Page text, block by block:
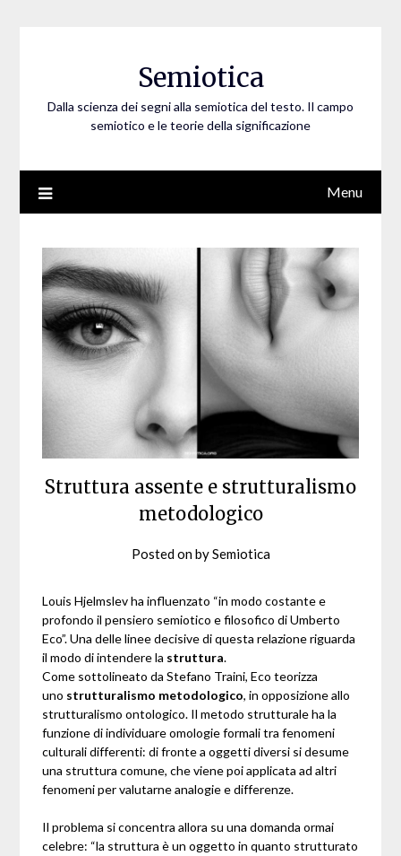
Semiotica
Dalla scienza dei segni alla semiotica del testo. Il campo
semiotico e le teorie della significazione
Menu
Struttura assente e strutturalismo
metodologico
Posted onbySemiotica
Louis Hjelmslev ha influenzato “in modo costante e
profondo il pensiero semiotico e filosofico di Umberto
Eco”. Una delle linee decisive di questa relazione riguarda
il modo di intendere la struttura.
Come sottolineato da Stefano Traini, Eco teorizza
uno strutturalismo metodologico, in opposizione allo
strutturalismo ontologico. Il metodo strutturale ha la
funzione di individuare omologie formali tra fenomeni
culturali differenti: di fronte a oggetti diversi si desume
una struttura comune, che viene poi applicata ad altri
fenomeni per valutarne analogie e differenze.
Il problema si concentra allora su una domanda ormai
celebre: “la struttura è un oggetto in quanto strutturato